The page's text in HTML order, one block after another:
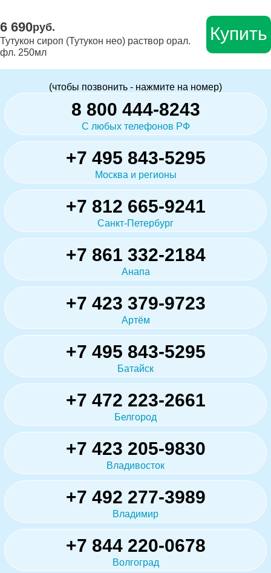
6 690руб.
Тутукон сироп (Тутукон нео) раствор орал.
фл. 250мл
Купить
(чтобы позвонить - нажмите на номер)
8 800 444-8243
С любых телефонов РФ
+7 495 843-5295
Москва и регионы
+7 812 665-9241
Санкт-Петербург
+7 861 332-2184
Анапа
+7 423 379-9723
Артём
+7 495 843-5295
Батайск
+7 472 223-2661
Белгород
+7 423 205-9830
Владивосток
+7 492 277-3989
Владимир
+7 844 220-0678
Волгоград